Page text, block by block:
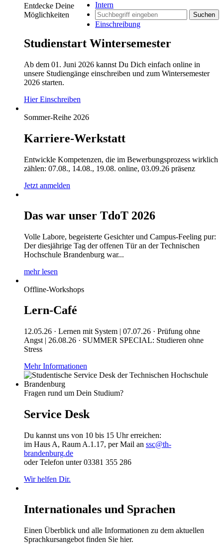
Intern
Suchen
Einschreibung
Entdecke Deine
Möglichkeiten
Studienstart Wintersemester
Ab dem 01. Juni 2026 kannst Du Dich einfach online in
unsere Studiengänge einschreiben und zum Wintersemester
2026 starten.
Hier Einschreiben
Sommer-Reihe 2026
Karriere-Werkstatt
Entwickle Kompetenzen, die im Bewerbungsprozess wirklich
zählen: 07.08., 14.08., 19.08. online, 03.09.26 präsenz
Jetzt anmelden
Das war unser TdoT 2026
Volle Labore, begeisterte Gesichter und Campus-Feeling pur:
Der diesjährige Tag der offenen Tür an der Technischen
Hochschule Brandenburg war...
mehr lesen
Offline-Workshops
Lern-Café
12.05.26 · Lernen mit System | 07.07.26 · Prüfung ohne
Angst | 26.08.26 · SUMMER SPECIAL: Studieren ohne
Stress
Mehr Informationen
Fragen rund um Dein Studium?
Service Desk
Du kannst uns von 10 bis 15 Uhr erreichen:
im Haus A, Raum A.1.17, per Mail an ssc@th-
brandenburg.de
oder Telefon unter 03381 355 286
Wir helfen Dir.
Internationales und Sprachen
Einen Überblick und alle Informationen zu dem aktuellen
Sprachkursangebot finden Sie hier.